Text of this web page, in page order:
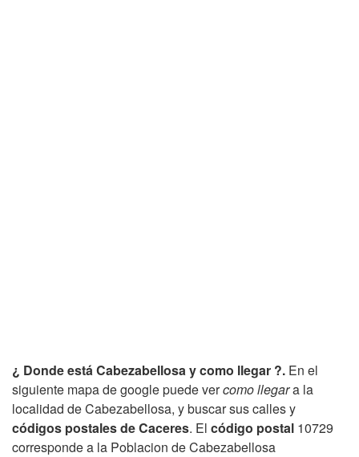
¿ Donde está Cabezabellosa y como llegar ?. En el
siguiente mapa de google puede vercomo llegara la
localidad de Cabezabellosa, y buscar sus calles y
códigos postales de Caceres. El código postal 10729
corresponde a la Poblacion de Cabezabellosa